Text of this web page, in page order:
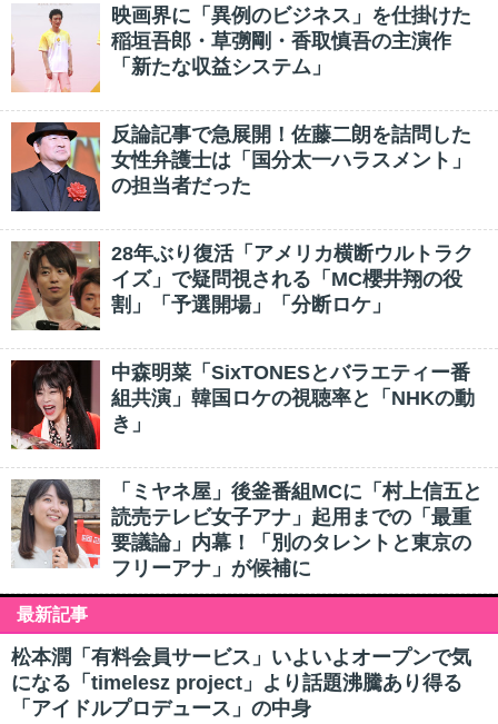
映画界に「異例のビジネス」を仕掛けた
稲垣吾郎・草彅剛・香取慎吾の主演作
「新たな収益システム」
反論記事で急展開！佐藤二朗を詰問した
女性弁護士は「国分太一ハラスメント」
の担当者だった
28年ぶり復活「アメリカ横断ウルトラク
イズ」で疑問視される「MC櫻井翔の役
割」「予選開場」「分断ロケ」
中森明菜「SixTONESとバラエティー番
組共演」韓国ロケの視聴率と「NHKの動
き」
「ミヤネ屋」後釜番組MCに「村上信五と
読売テレビ女子アナ」起用までの「最重
要議論」内幕！「別のタレントと東京の
フリーアナ」が候補に
最新記事
松本潤「有料会員サービス」いよいよオープンで気
になる「timelesz project」より話題沸騰あり得る
「アイドルプロデュース」の中身